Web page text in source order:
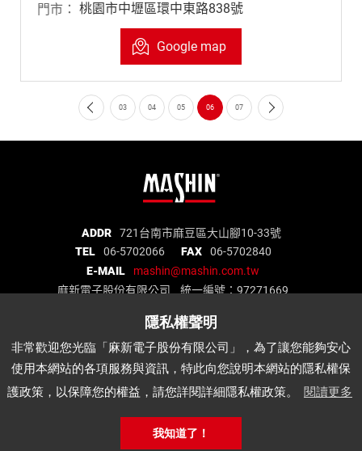
非常歡迎您光臨「麻新電子股份有限公司」，為了讓您能夠安心
使用本網站的各項服務與資訊，特此向您說明本網站的隱私權保
護政策，以保障您的權益，請您詳閱詳細隱私權政策。
閱讀更多
我知道了！
桃園市中壢區環中東路838號
Google map
03 04 05 06 07
子
有
限
公
ADDR
721台南市麻豆區大山腳10-33號
TEL
06-5702066 FAX
06-5702840
E-MAIL
mashin@mashin.com.tw
麻新電子股份有限公司 統一編號：97271669
品質認證 最新消息
代理品牌
經銷據點 說明書下載 APP
麻
Copyright © Mashin Electric Corp. All Rights Reserved.